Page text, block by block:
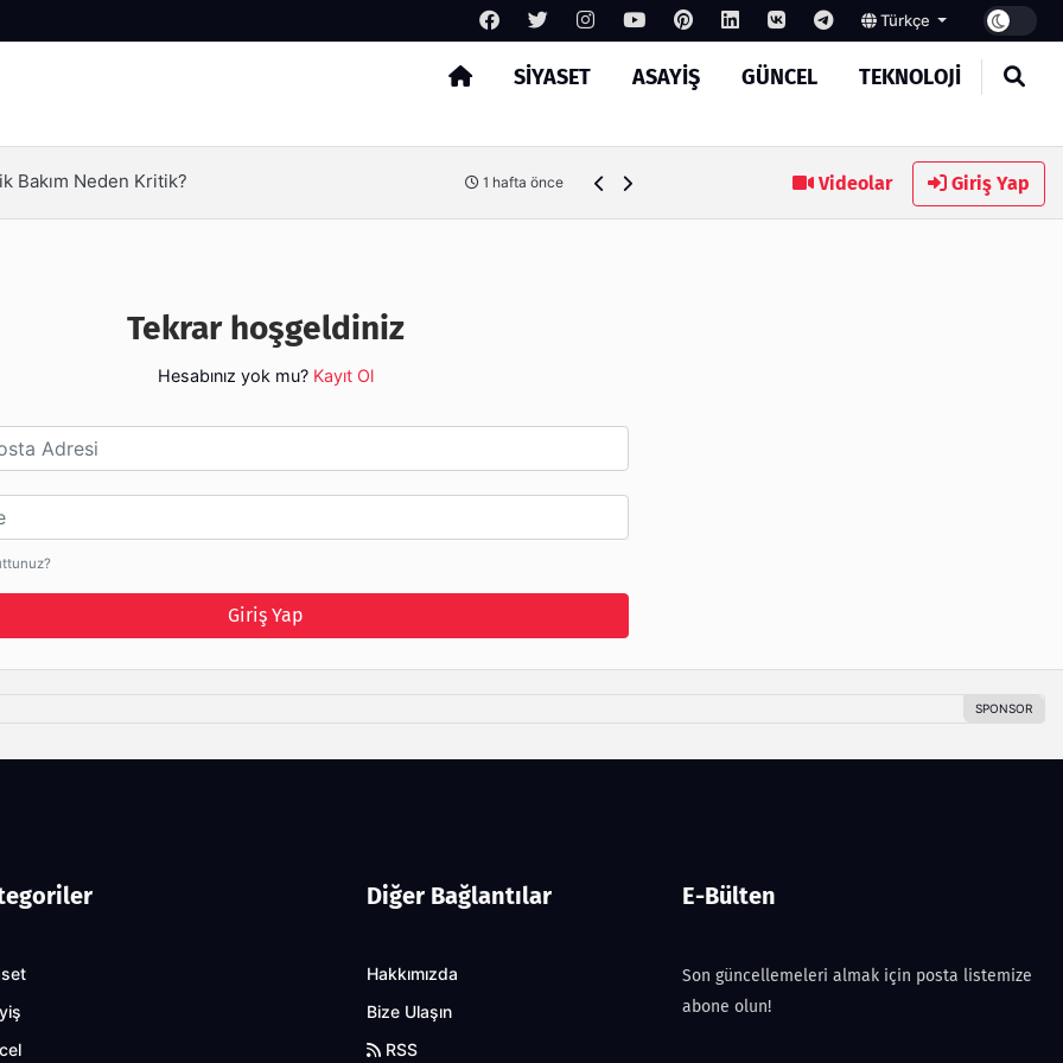
Türkçe
SIYASET ASAYIŞ GÜNCEL TEKNOLOJI
Arama
Bakım Neden Kritik? 1 hafta önce Ambalaj Süreçlerinde Yeni Nesil Verimliliği Olimpack ile
Videolar Giriş Yap
Tekrar hoşgeldiniz
Hesabınız yok mu? Kayıt Ol
Giriş Yap
Diğer Bağlantılar
Hakkımızda
Bize Ulaşın
RSS
E-Bülten
Son güncellemeleri almak için posta listemize
abone olun!